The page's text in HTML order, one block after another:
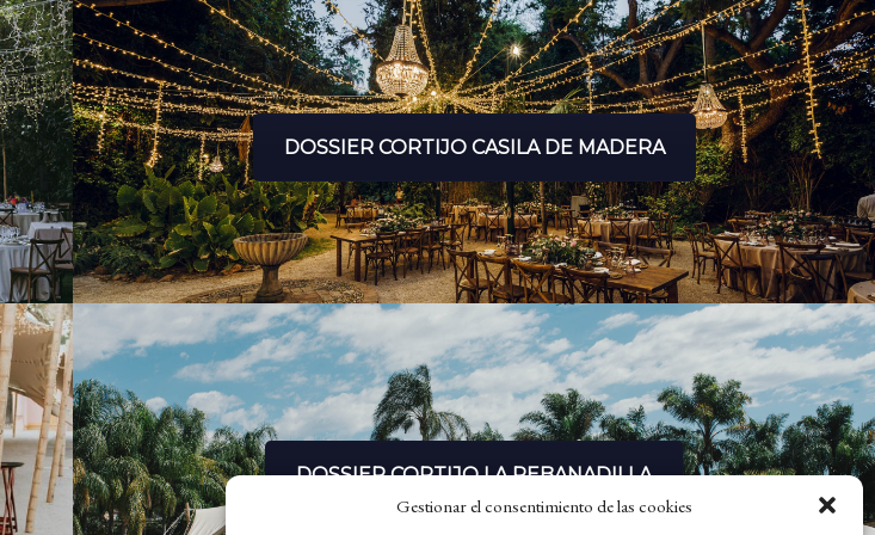
Gestionar el consentimiento de las cookies
DOSSIER CORTIJO CASILA DE MADERA
DOSSIER CORTIJO LA REBANADILLA